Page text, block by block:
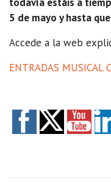
5 de mayo y hasta
Accede a la web
ENTRADAS MUSICAL